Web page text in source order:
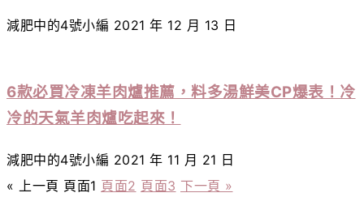
減肥中的4號小編 2021 年 12 月 13 日
6款必買冷凍羊肉爐推薦，料多湯鮮美CP爆表！冷
冷的天氣羊肉爐吃起來！
減肥中的4號小編 2021 年 11 月 21 日
« 上一頁 頁面1 頁面2 頁面3 下一頁 »